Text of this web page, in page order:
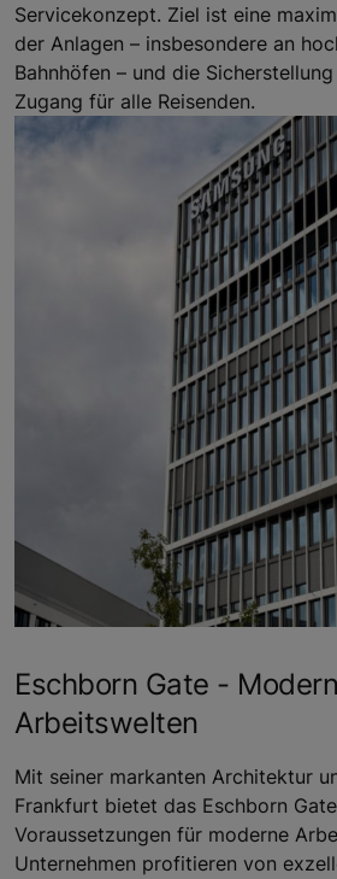
Servicekonzept. Ziel ist eine
der Anlagen – insbesondere an
Bahnhöfen – und die
Zugang für alle Reisenden.
Eschborn Gate -
Arbeitswelten
Mit seiner markanten Architektur
Frankfurt bietet das Eschborn
Voraussetzungen für moderne
Unternehmen profitieren von